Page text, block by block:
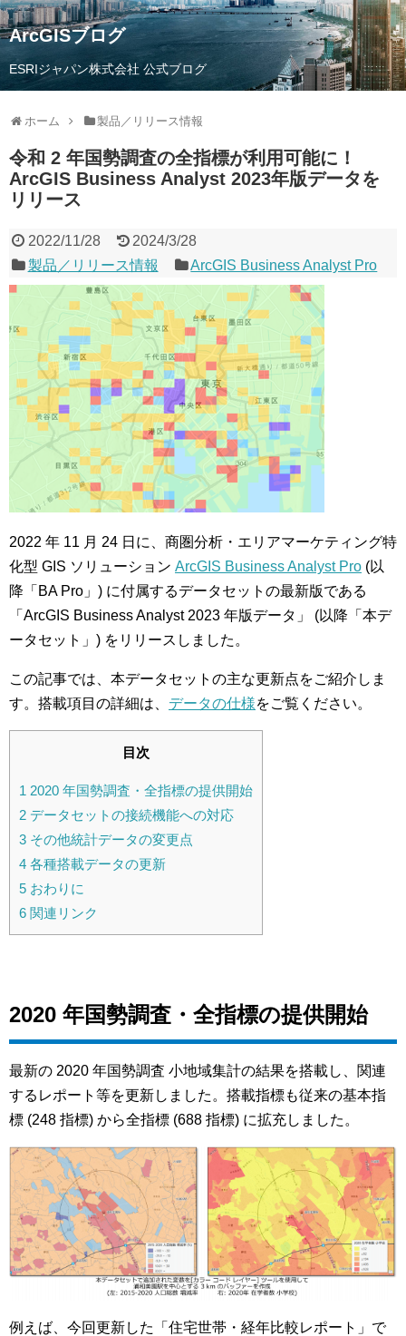
ArcGISブログ
ESRIジャパン株式会社 公式ブログ
ホーム 製品／リリース情報
令和 2 年国勢調査の全指標が利用可能に！
ArcGIS Business Analyst 2023年版データを
リリース
2022/11/28
2024/3/28
製品／リリース情報
ArcGIS Business Analyst Pro
2022 年 11 月 24 日に、商圏分析・エリアマーケティング特
化型 GIS ソリューション ArcGIS Business Analyst Pro (以
降「BA Pro」) に付属するデータセットの最新版である
「ArcGIS Business Analyst 2023 年版データ」 (以降「本デ
ータセット」) をリリースしました。
この記事では、本データセットの主な更新点をご紹介しま
す。搭載項目の詳細は、 データの仕様をご覧ください。
目次
1 2020 年国勢調査・全指標の提供開始
2 データセットの接続機能への対応
3 その他統計データの変更点
4 各種搭載データの更新
5 おわりに
6 関連リンク
2020 年国勢調査・全指標の提供開始
最新の 2020 年国勢調査 小地域集計の結果を搭載し、関連
するレポート等を更新しました。搭載指標も従来の基本指
標 (248 指標) から全指標 (688 指標) に拡充しました。
例えば、今回更新した「住宅世帯・経年比較レポート」で